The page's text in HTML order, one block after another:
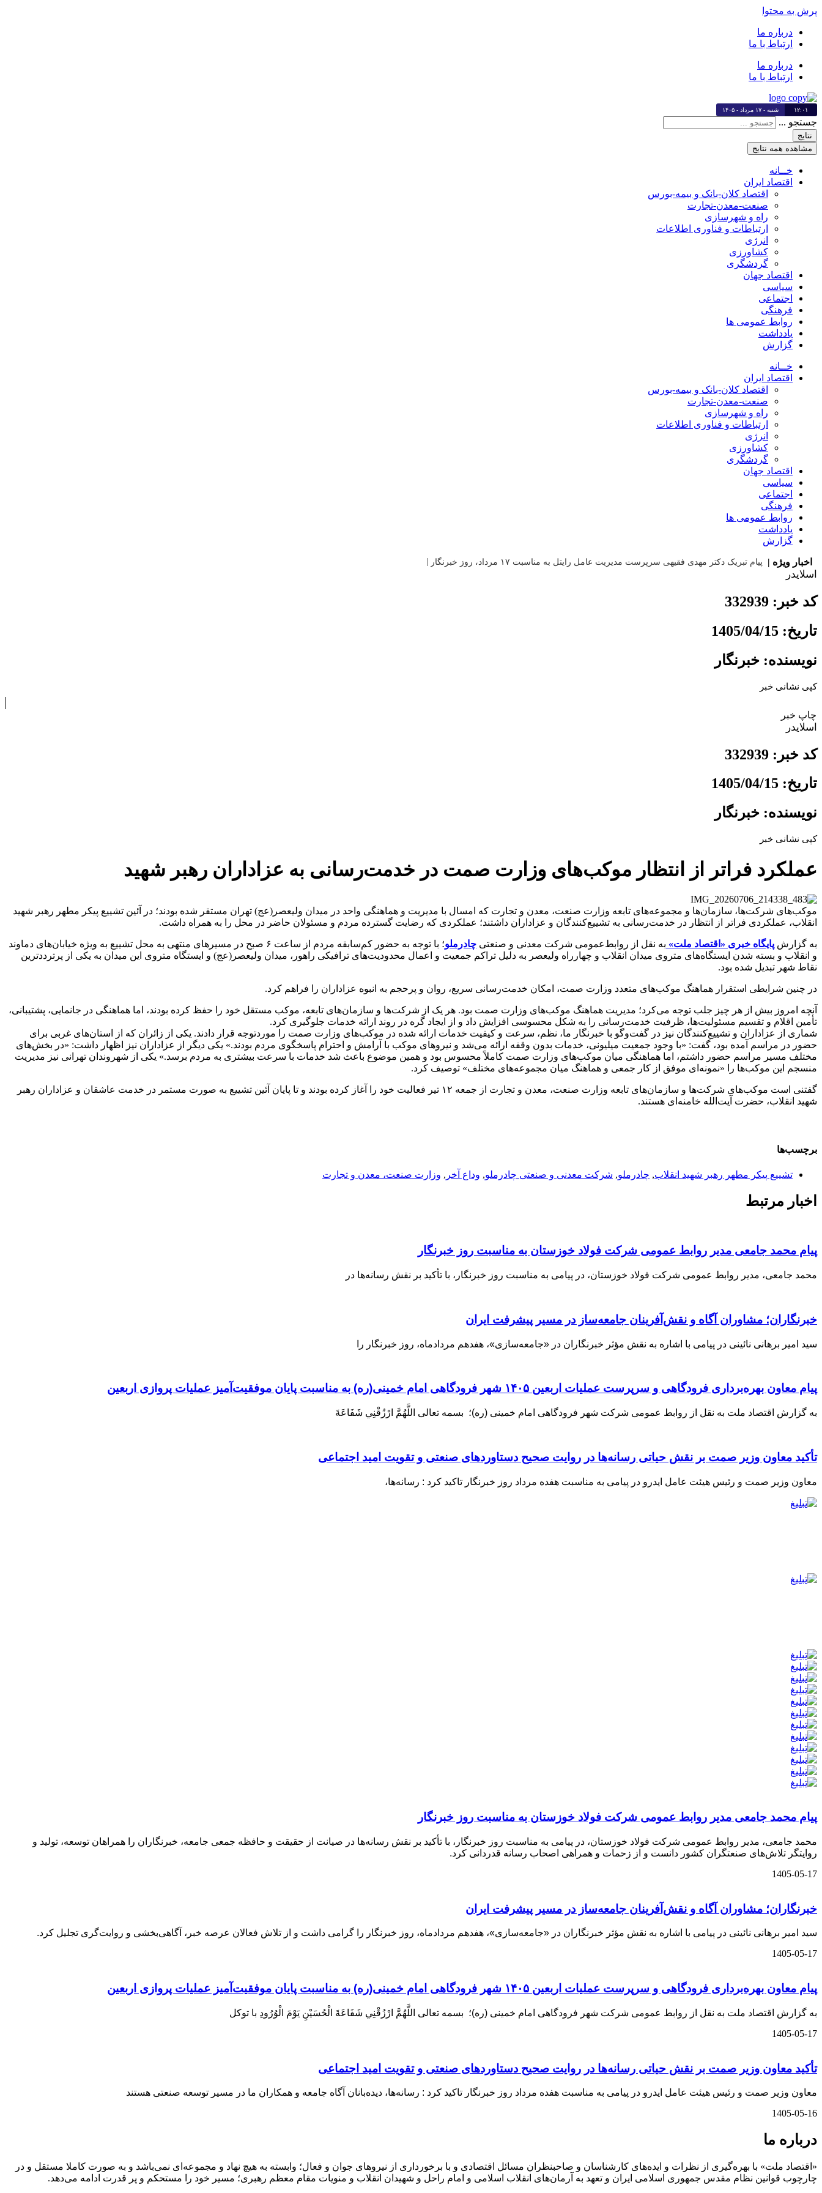
پرش به محتوا
درباره ما
ارتباط با ما
درباره ما
ارتباط با ما
۱۲:۰۱ شنبه - ۱۷ مرداد - ۱۴۰۵
جستجو ...
نتایج
مشاهده همه نتایج
خــانه
اقتصاد ایران
اقتصاد کلان-بانک و بیمه-بورس
صنعت-معدن-تجارت
راه و شهرسازی
ارتباطات و فناوری اطلاعات
انرژی
کشاورزی
گردشگری
اقتصاد جهان
سیاسی
اجتماعی
فرهنگی
روابط عمومی ها
یادداشت
گزارش
خــانه
اقتصاد ایران
اقتصاد کلان-بانک و بیمه-بورس
صنعت-معدن-تجارت
راه و شهرسازی
ارتباطات و فناوری اطلاعات
انرژی
کشاورزی
گردشگری
اقتصاد جهان
سیاسی
اجتماعی
فرهنگی
روابط عمومی ها
یادداشت
گزارش
اخبار ویژه | پیام تبریک دکتر مهدی فقیهی سرپرست مدیریت عامل رایتل به مناسبت ۱۷ مرداد، روز خبرنگار
اسلایدر
کد خبر: 332939
تاریخ: 1405/04/15
نویسنده: خبرنگار
کپی نشانی خبر
چاپ خبر
اسلایدر
کد خبر: 332939
تاریخ: 1405/04/15
نویسنده: خبرنگار
کپی نشانی خبر
عملکرد فراتر از انتظار موکب‌های وزارت صمت در خدمت‌رسانی به عزاداران رهبر شهید
موکب‌های شرکت‌ها، سازمان‌ها و مجموعه‌های تابعه وزارت صنعت، معدن و تجارت که امسال با مدیریت و هماهنگی واحد در میدان ولیعصر(عج) تهران مستقر شده بودند؛ در آئین تشییع پیکر مطهر رهبر شهید
انقلاب، عملکردی فراتر از انتظار در خدمت‌رسانی به تشییع‌کنندگان و عزاداران داشتند؛ عملکردی که رضایت گسترده مردم و مسئولان حاضر در محل را به همراه داشت.
به گزارش پایگاه خبری «اقتصاد ملت» به نقل از روابط‌عمومی شرکت معدنی و صنعتی چادرملو
؛ با توجه به حضور کم‌سابقه مردم از ساعت ۶ صبح در مسیرهای منتهی به محل تشییع به ویژه خیابان‌های دماوند
و انقلاب و بسته شدن ایستگاه‌های متروی میدان انقلاب و چهارراه ولیعصر به دلیل تراکم جمعیت و اعمال محدودیت‌های ترافیکی راهور، میدان ولیعصر(عج) و ایستگاه متروی این میدان به یکی از پرترددترین
نقاط شهر تبدیل شده بود.
در چنین شرایطی استقرار هماهنگ موکب‌های متعدد وزارت صمت، امکان خدمت‌رسانی سریع، روان و پرحجم به انبوه عزاداران را فراهم کرد.
آنچه امروز بیش از هر چیز جلب توجه می‌کرد؛ مدیریت هماهنگ موکب‌های وزارت صمت بود. هر یک از شرکت‌ها و سازمان‌های تابعه، موکب مستقل خود را حفظ کرده بودند، اما هماهنگی در جانمایی، پشتیبانی،
تأمین اقلام و تقسیم مسئولیت‌ها، ظرفیت خدمت‌رسانی را به شکل محسوسی افزایش داد و از ایجاد گره در روند ارائه خدمات جلوگیری کرد.
شماری از عزاداران و تشییع‌کنندگان نیز در گفت‌وگو با خبرنگار ما، نظم، سرعت و کیفیت خدمات ارائه‌ شده در موکب‌های وزارت صمت را موردتوجه قرار دادند. یکی از زائران که از استان‌های غربی برای
حضور در مراسم آمده بود، گفت: «با وجود جمعیت میلیونی، خدمات بدون وقفه ارائه می‌شد و نیروهای موکب با آرامش و احترام پاسخگوی مردم بودند.» یکی دیگر از عزاداران نیز اظهار داشت: «در بخش‌های
مختلف مسیر مراسم حضور داشتم، اما هماهنگی میان موکب‌های وزارت صمت کاملاً محسوس بود و همین موضوع باعث شد خدمات با سرعت بیشتری به مردم برسد.» یکی از شهروندان تهرانی نیز مدیریت
منسجم این موکب‌ها را «نمونه‌ای موفق از کار جمعی و هماهنگ میان مجموعه‌های مختلف» توصیف کرد.
گفتنی است موکب‌های شرکت‌ها و سازمان‌های تابعه وزارت صنعت، معدن و تجارت از جمعه ۱۲ تیر فعالیت خود را آغاز کرده بودند و تا پایان آئین تشییع به صورت مستمر در خدمت عاشقان و عزاداران رهبر
شهید انقلاب، حضرت آیت‌الله خامنه‌ای هستند.
برچسب‌ها
تشییع پیکر مطهر رهبر شهید انقلاب, چادرملو, شرکت معدنی و صنعتی چادرملو, وداع آخر , وزارت صنعت، معدن و تجارت
اخبار مرتبط
پیام محمد جامعی مدیر روابط عمومی شرکت فولاد خوزستان به مناسبت روز خبرنگار
محمد جامعی، مدیر روابط عمومی شرکت فولاد خوزستان، در پیامی به مناسبت روز خبرنگار، با تأکید بر نقش رسانه‌ها در
خبرنگاران؛ مشاوران آگاه و نقش‌آفرینان جامعه‌ساز در مسیر پیشرفت ایران
سید امیر برهانی نائینی در پیامی با اشاره به نقش مؤثر خبرنگاران در «جامعه‌سازی»، هفدهم مردادماه، روز خبرنگار را
️پیام معاون بهره‌برداری فرودگاهی و سرپرست عملیات اربعین ۱۴۰۵ شهر فرودگاهی امام خمینی(ره) به مناسبت پایان موفقیت‌آمیز عملیات پروازی اربعین
به گزارش اقتصاد ملت به نقل از روابط عمومی شرکت شهر فرودگاهی امام خمینی (ره)؛ بسمه تعالی اللَّهُمَّ ارْزُقْنِي شَفَاعَةَ
تأکید معاون وزیر صمت بر نقش حیاتی رسانه‌ها در روایت صحیح دستاوردهای صنعتی و تقویت امید اجتماعی
معاون وزیر صمت و رئیس هیئت عامل ایدرو در پیامی به مناسبت هفده مرداد روز خبرنگار تاکید کرد : رسانه‌ها،
پیام محمد جامعی مدیر روابط عمومی شرکت فولاد خوزستان به مناسبت روز خبرنگار
محمد جامعی، مدیر روابط عمومی شرکت فولاد خوزستان، در پیامی به مناسبت روز خبرنگار، با تأکید بر نقش رسانه‌ها در صیانت از حقیقت و حافظه جمعی جامعه، خبرنگاران را همراهان توسعه، تولید و
روایتگر تلاش‌های صنعتگران کشور دانست و از زحمات و همراهی اصحاب رسانه قدردانی کرد.
1405-05-17
خبرنگاران؛ مشاوران آگاه و نقش‌آفرینان جامعه‌ساز در مسیر پیشرفت ایران
سید امیر برهانی نائینی در پیامی با اشاره به نقش مؤثر خبرنگاران در «جامعه‌سازی»، هفدهم مردادماه، روز خبرنگار را گرامی داشت و از تلاش فعالان عرصه خبر، آگاهی‌بخشی و روایت‌گری تجلیل کرد.
1405-05-17
️پیام معاون بهره‌برداری فرودگاهی و سرپرست عملیات اربعین ۱۴۰۵ شهر فرودگاهی امام خمینی(ره) به مناسبت پایان موفقیت‌آمیز عملیات پروازی اربعین
به گزارش اقتصاد ملت به نقل از روابط عمومی شرکت شهر فرودگاهی امام خمینی (ره)؛ بسمه تعالی اللَّهُمَّ ارْزُقْنِي شَفَاعَةَ الْحُسَيْنِ يَوْمَ الْوُرُودِ با توکل
1405-05-17
تأکید معاون وزیر صمت بر نقش حیاتی رسانه‌ها در روایت صحیح دستاوردهای صنعتی و تقویت امید اجتماعی
معاون وزیر صمت و رئیس هیئت عامل ایدرو در پیامی به مناسبت هفده مرداد روز خبرنگار تاکید کرد : رسانه‌ها، دیده‌بانان آگاه جامعه و همکاران ما در مسیر توسعه صنعتی هستند
1405-05-16
درباره ما
«اقتصاد ملت» با بهره‌گیری از نظرات و ایده‌های کارشناسان و صاحبنظران مسائل اقتصادی و با برخورداری از نیروهای جوان و فعال؛ وابسته به هیچ نهاد و مجموعه‌ای نمی‌‌باشد و به صورت کاملا مستقل و در
چارچوب قوانین نظام مقدس جمهوری اسلامی ایران و تعهد به آرمان‌های انقلاب اسلامی و امام راحل و شهیدان انقلاب و منویات مقام معظم رهبری؛ مسیر خود را مستحکم و پر قدرت ادامه می‌دهد.